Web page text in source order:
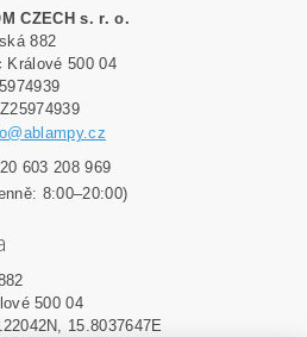
CZECH s. r. o.
882
Králové 500 04
603 208 969
8:00–20:00)
500 04
15.8037647E